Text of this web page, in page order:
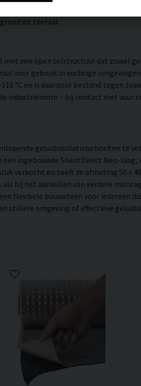
ruimtes wordt aanbevolen
dit toelaat.
een open celstructuur dat zowel
voor gebruik in vochtige
°C en is daardoor bestand tegen
industrienorm – bij contact met vuur
geluidsisolatiebehoeften te
ingebouwde SilentDirect Neo-
verkocht en heeft de afmeting 50 x
bij het aanvullen van eerdere
flexibele bouwsteen voor iedereen
stillere omgeving of effectieve